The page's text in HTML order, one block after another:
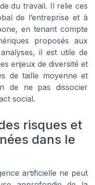
du travail. Il relie ces
de l’entreprise et à
en tenant compte
proposés aux
il est utile de
enjeux de diversité et
de taille moyenne et
de ne pas dissocier
social.
risques et
dans le
artificielle ne peut